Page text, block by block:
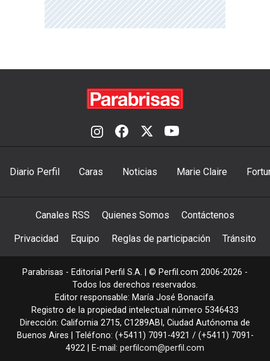
Diario Perfil Caras Noticias Marie Claire
Canales RSS Quienes Somos Contáctenos
Privacidad Equipo Reglas de participación Tránsito
Parabrisas - Editorial Perfil S.A. | © Perfil.com 2006-2026 -
Todos los derechos reservados.
Editor responsable: María José Bonacifa.
Registro de la propiedad intelectual número 5346433
Dirección: California 2715, C1289ABI , Ciudad Autónoma de
Buenos Aires | Teléfono: (+5411) 7091-4921 / (+5411) 7091-
4922 | E-mail: perfilcom@perfil.com